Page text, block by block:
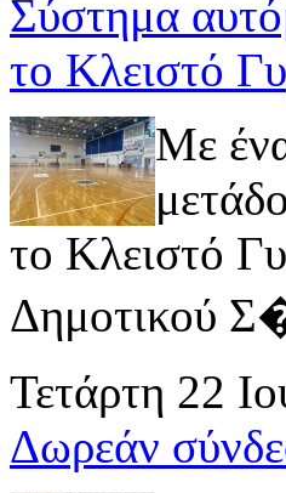
Σύστημα
το Κλειστό
Με
το Κλειστό
Δημοτικού
Τετάρτη 22
Δωρεάν